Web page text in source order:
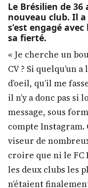
Le Brésilien de
nouveau club. Il
s’est engagé
sa fierté.
« Je cherche un
CV ? Si quelqu’un
d’oeil, qu’il me
il n’y a donc pas si
message, sous
compte Instagram.
viseur de
croire que ni le FC
les deux clubs les
n’étaient